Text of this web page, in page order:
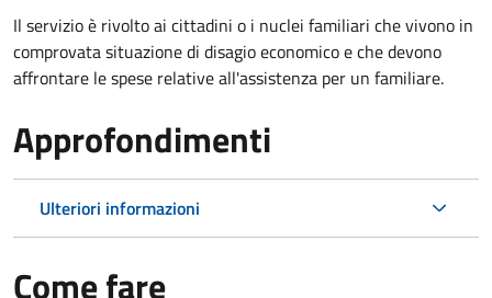
Il servizio è rivolto ai cittadini o i nuclei familiari che vivono in
comprovata situazione di disagio economico e che devono
affrontare le spese relative all'assistenza per un familiare.
Approfondimenti
Ulteriori informazioni
Come fare